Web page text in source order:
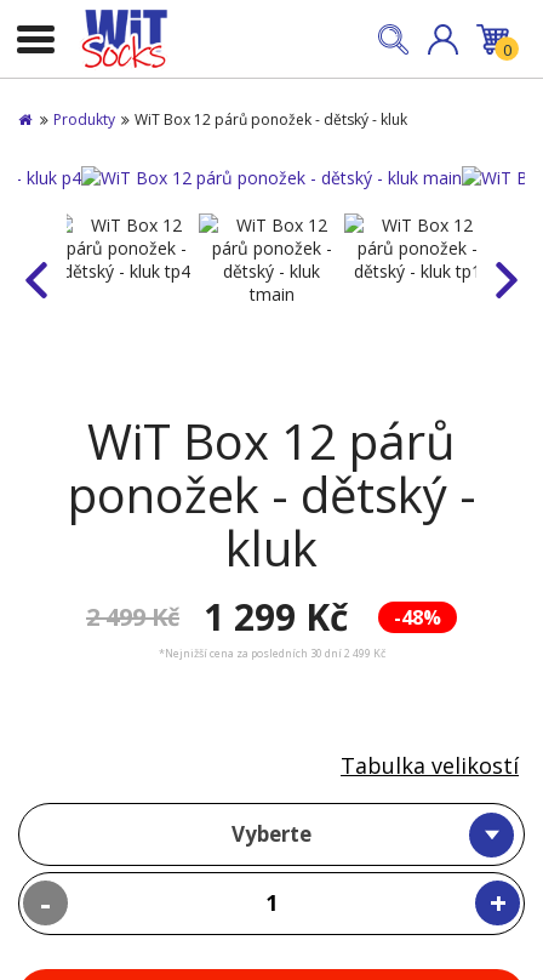
0
Produkty WiT Box 12 párů ponožek - dětský - kluk
WiT Box 12 párů
ponožek - dětský -
kluk
-48%
2 499 Kč 1 299 Kč
*Nejnižší cena za posledních 30 dní 2 499 Kč
Vyberte
- +
Tabulka velikostí